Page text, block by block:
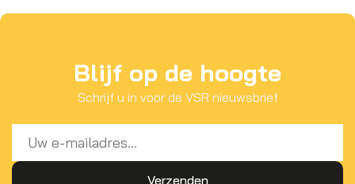
Blijf op de hoogte
Schrijf u in voor de VSR nieuwsbrief